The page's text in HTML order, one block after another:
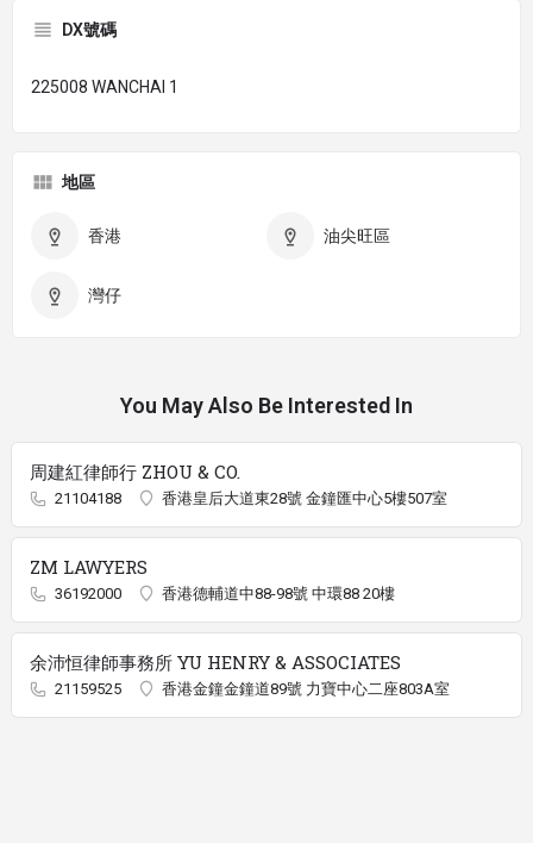
DX號碼
225008 WANCHAI 1
地區
香港 油尖旺區
灣仔
You May Also Be Interested In
周建紅律師行 ZHOU & CO.
21104188 香港皇后大道東28號 金鐘匯中心5樓507室
ZM LAWYERS
36192000 香港德輔道中88-98號 中環88 20樓
余沛恒律師事務所 YU HENRY & ASSOCIATES
21159525 香港金鐘金鐘道89號 力寶中心二座803A室